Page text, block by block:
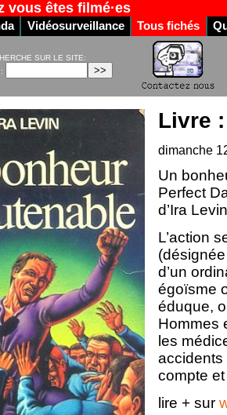
vous êtes filmé·es
Vidéosurveillance Tous fichés
SUR LE SITE:
Livre
dimanche
Un
Perfect
d’Ira
L’action
d’un
égoïsme
éduque,
Hommes
les
accidents
compte
lire + sur